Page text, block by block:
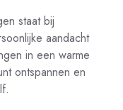
staat bij
aandacht
in een warme
ontspannen en